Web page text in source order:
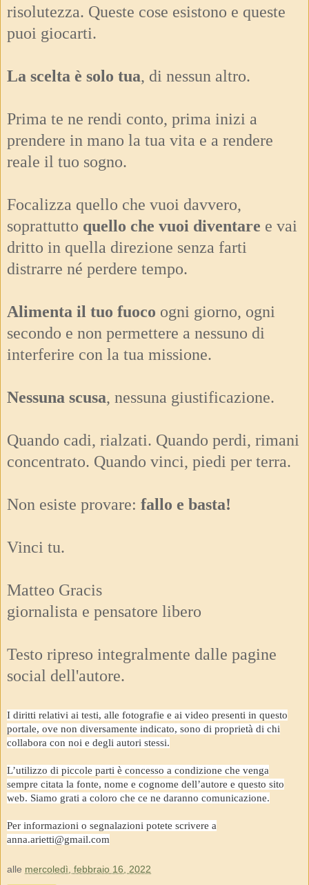
risolutezza. Queste cose esistono e queste
puoi giocarti.
La scelta è solo tua, di nessun altro.
Prima te ne rendi conto, prima inizi a
prendere in mano la tua vita e a rendere
reale il tuo sogno.
Focalizza quello che vuoi davvero,
soprattutto quello che vuoi diventare e vai
dritto in quella direzione senza farti
distrarre né perdere tempo.
Alimenta il tuo fuoco ogni giorno, ogni
secondo e non permettere a nessuno di
interferire con la tua missione.
Nessuna scusa, nessuna giustificazione.
Quando cadi, rialzati. Quando perdi, rimani
concentrato. Quando vinci, piedi per terra.
Non esiste provare: fallo e basta!
Vinci tu.
Matteo Gracis
giornalista e pensatore libero
Testo ripreso integralmente dalle pagine
social dell'autore.
I diritti relativi ai testi, alle fotografie e ai video presenti in questo
portale, ove non diversamente indicato, sono di proprietà di chi
collabora con noi e degli autori stessi.
L’utilizzo di piccole parti è concesso a condizione che venga
sempre citata la fonte, nome e cognome dell’autore e questo sito
web. Siamo grati a coloro che ce ne daranno comunicazione.
Per informazioni o segnalazioni potete scrivere a
anna.arietti@gmail.com
alle mercoledì, febbraio 16, 2022